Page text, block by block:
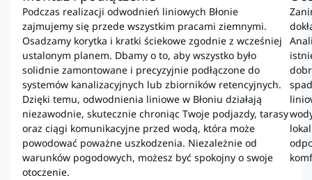
Podczas realizacji odwodnień liniowych Błonie
zajmujemy się przede wszystkim pracami ziemnymi.
Osadzamy korytka i kratki ściekowe zgodnie z wcześniej
ustalonym planem. Dbamy o to, aby wszystko było
solidnie zamontowane i precyzyjnie podłączone do
systemów kanalizacyjnych lub zbiorników retencyjnych.
Dzięki temu, odwodnienia liniowe w Błoniu działają
niezawodnie, skutecznie chroniąc Twoje podjazdy, tarasy
oraz ciągi komunikacyjne przed wodą, która może
powodować poważne uszkodzenia. Niezależnie od
warunków pogodowych, możesz być spokojny o swoje
otoczenie.